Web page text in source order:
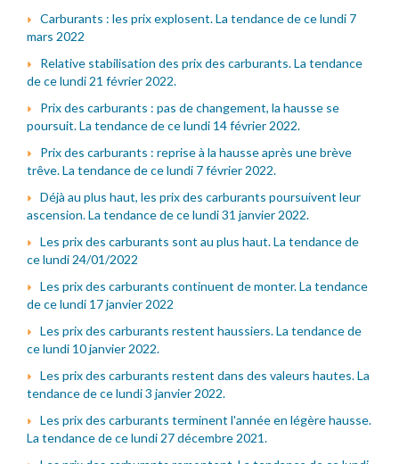
Carburants : les prix explosent. La tendance de ce lundi 7
mars 2022
Relative stabilisation des prix des carburants. La tendance
de ce lundi 21 février 2022.
Prix des carburants : pas de changement, la hausse se
poursuit. La tendance de ce lundi 14 février 2022.
Prix des carburants : reprise à la hausse après une brève
trêve. La tendance de ce lundi 7 février 2022.
Déjà au plus haut, les prix des carburants poursuivent leur
ascension. La tendance de ce lundi 31 janvier 2022.
Les prix des carburants sont au plus haut. La tendance de
ce lundi 24/01/2022
Les prix des carburants continuent de monter. La tendance
de ce lundi 17 janvier 2022
Les prix des carburants restent haussiers. La tendance de
ce lundi 10 janvier 2022.
Les prix des carburants restent dans des valeurs hautes. La
tendance de ce lundi 3 janvier 2022.
Les prix des carburants terminent l'année en légère hausse.
La tendance de ce lundi 27 décembre 2021.